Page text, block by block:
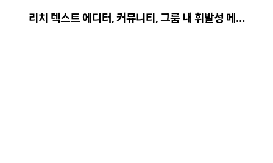
리치 텍스트 에디터, 커뮤니티, 그룹 내 휘발성 메…